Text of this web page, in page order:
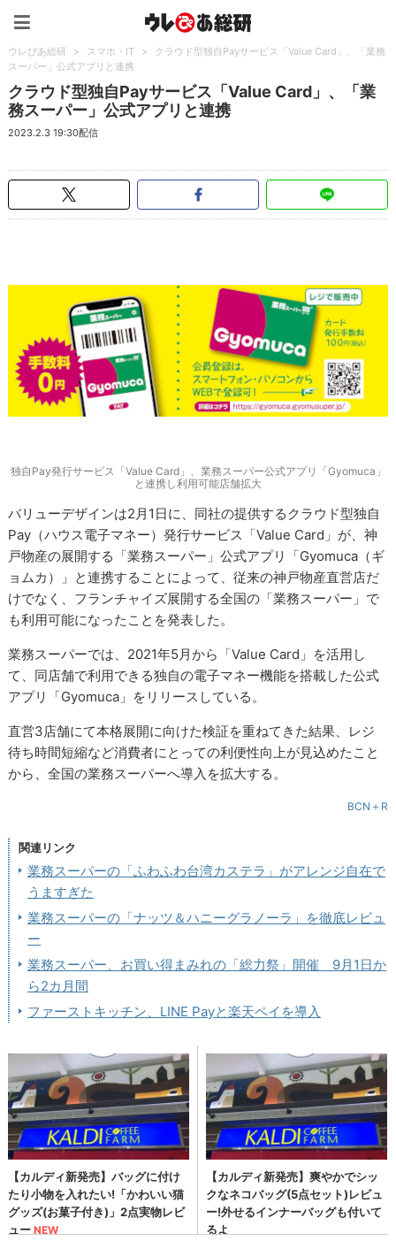
ウレぴあ総研 > スマホ・IT >
クラウド型独自Payサービス「Value Card」、「業務
スーパー」公式アプリと連携
クラウド型独自Payサービス「Value Card」、「業
務スーパー」公式アプリと連携
2023.2.3 19:30配信
独自Pay発行サービス「Value Card」、業務スーパー公式アプリ「Gyomuca」
と連携し利用可能店舗拡大
バリューデザインは2月1日に、同社の提供するクラウド型独自
Pay（ハウス電子マネー）発行サービス「Value Card」が、神
戸物産の展開する「業務スーパー」公式アプリ「Gyomuca（ギ
ョムカ）」と連携することによって、従来の神戸物産直営店だ
けでなく、フランチャイズ展開する全国の「業務スーパー」で
も利用可能になったことを発表した。
業務スーパーでは、2021年5月から「Value Card」を活用し
て、同店舗で利用できる独自の電子マネー機能を搭載した公式
アプリ「Gyomuca」をリリースしている。
直営3店舗にて本格展開に向けた検証を重ねてきた結果、レジ
待ち時間短縮など消費者にとっての利便性向上が見込めたこと
から、全国の業務スーパーへ導入を拡大する。
BCN＋R
関連リンク
業務スーパーの「ふわふわ台湾カステラ」がアレンジ自在で
うますぎた
業務スーパーの「ナッツ＆ハニーグラノーラ」を徹底レビュ
ー
業務スーパー、お買い得まみれの「総力祭」開催 9月1日か
ら2カ月間
ファーストキッチン、LINE Payと楽天ペイを導入